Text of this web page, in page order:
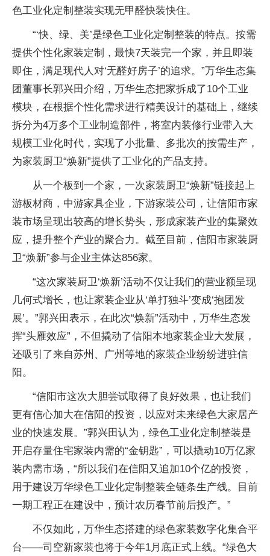
色工业化定制整装实现无甲醛快装快住。
“‘快、绿、美’是绿色工业化定制整装的特点。按需
提供个性化家装定制，最快7天装完一个家，并且即装
即住，满足现代人对‘无醛好房子’的追求。”万华生态集
团董事长郭兴田介绍，万华生态把家拆成了10个工业
模块，在根据个性化需求进行精美设计的基础上，继续
拆分为4万多个工业制造部件，将室内装修行业带入大
规模工业化时代，实现了小批量、多批次的按需生产，
为家装厨卫“焕新”提供了工业化的产品支持。
从一个板到一个家，一次家装厨卫“焕新”链接起上
游板材商，中游家具企业，下游家装公司，让信阳市家
装市场呈现出较高的增长势头，形成家装产业的集聚效
应，提升整个产业的聚合力。截至目前，信阳市家装厨
卫“焕新”参与企业主体达856家。
“这次家装厨卫‘焕新’活动不仅让我们的营业额呈现
几何式增长，也让家装企业从‘单打独斗’变成‘抱团发
展’。”郭兴田表示，在此次“焕新”活动中，万华生态发
挥“头雁效应”，不但撬动了信阳本地家装企业大发展，
还吸引了来自苏州、广州等地的家装企业纷纷进驻信
阳。
“信阳市这次大胆尝试取得了良好效果，也让我们
更有信心加大在信阳的投资，以应对未来绿色大家居产
业的快速发展。”郭兴田认为，绿色工业化定制整装是
开启存量住宅家装内需的“金钥匙”，可以撬动10万亿家
装内需市场，“所以我们在信阳又追加10个亿的投资，
用于建设万华绿色工业化定制整装全链条生产线。目前
一期工程正在建设中，预计农历春节前后投产。”
不仅如此，万华生态搭建的绿色家装数字化集合平
台——司空新家装也将于今年1月底正式上线。“绿色大